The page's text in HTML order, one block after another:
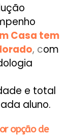
Casa tem
, com
e total
aluno.
opção de